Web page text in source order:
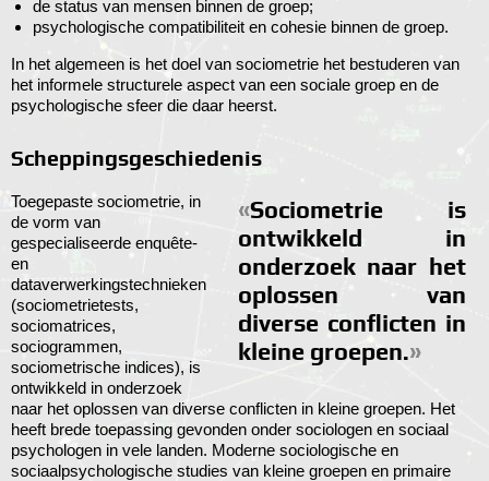
de status van mensen binnen de groep;
psychologische compatibiliteit en cohesie binnen de groep.
In het algemeen is het doel van sociometrie het bestuderen van
het informele structurele aspect van een sociale groep en de
psychologische sfeer die daar heerst.
Scheppingsgeschiedenis
Sociometrie is
ontwikkeld in
onderzoek naar het
oplossen van
diverse conflicten in
kleine groepen.
Toegepaste sociometrie, in
de vorm van
gespecialiseerde enquête-
en
dataverwerkingstechnieken
(sociometrietests,
sociomatrices,
sociogrammen,
sociometrische indices), is
ontwikkeld in onderzoek
naar het oplossen van diverse conflicten in kleine groepen. Het
heeft brede toepassing gevonden onder sociologen en sociaal
psychologen in vele landen. Moderne sociologische en
sociaalpsychologische studies van kleine groepen en primaire